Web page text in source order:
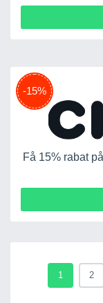
-15%
Få 15% rabat
1 2